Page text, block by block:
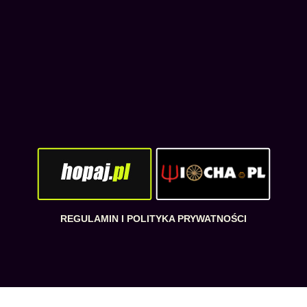
REGULAMIN I POLITYKA PRYWATNOŚCI